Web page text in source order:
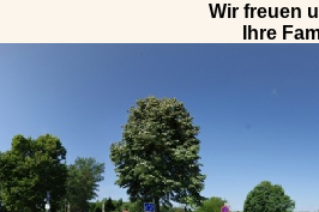
Wir freuen
Ihre